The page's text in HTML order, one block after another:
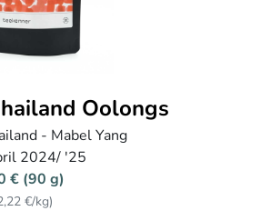
Oolongs
- Mabel Yang
2024/ '25
€ (90 g)
€/kg)